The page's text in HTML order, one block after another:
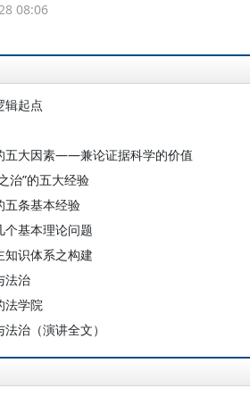
08:06
辑起点
五大因素——兼论证据科学的价值
治”的五大经验
五条基本经验
个基本理论问题
知识体系之构建
法治
法学院
治（演讲全文）